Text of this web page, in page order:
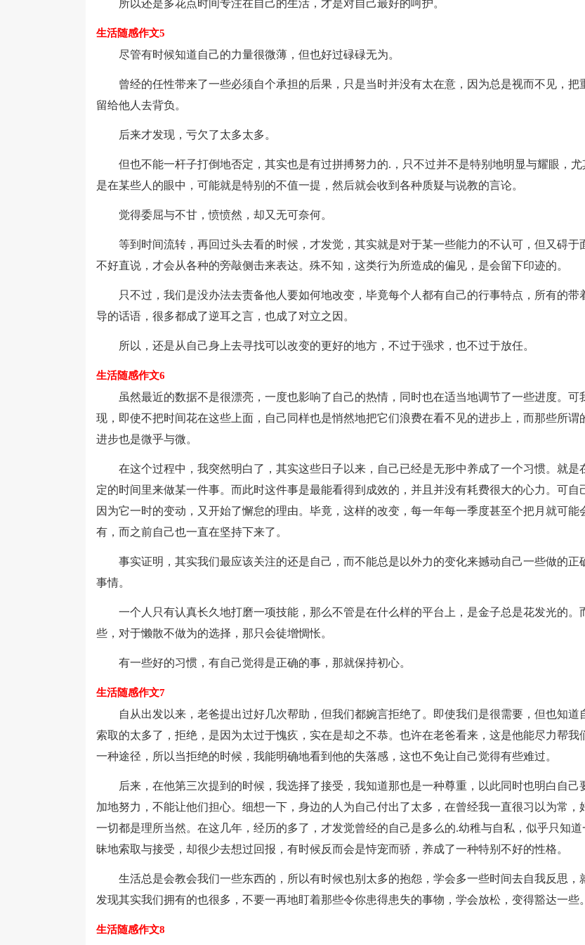
所以还是多花点时间专注在自己的生活，才是对自己最好的呵护。
生活随感作文5
尽管有时候知道自己的力量很微薄，但也好过碌碌无为。
曾经的任性带来了一些必须自个承担的后果，只是当时并没有太在意，因为总是视而不见，把
留给他人去背负。
后来才发现，亏欠了太多太多。
但也不能一杆子打倒地否定，其实也是有过拼搏努力的.，只不过并不是特别地明显与耀眼，尤
是在某些人的眼中，可能就是特别的不值一提，然后就会收到各种质疑与说教的言论。
觉得委屈与不甘，愤愤然，却又无可奈何。
等到时间流转，再回过头去看的时候，才发觉，其实就是对于某一些能力的不认可，但又碍于
不好直说，才会从各种的旁敲侧击来表达。殊不知，这类行为所造成的偏见，是会留下印迹的。
只不过，我们是没办法去责备他人要如何地改变，毕竟每个人都有自己的行事特点，所有的带
导的话语，很多都成了逆耳之言，也成了对立之因。
所以，还是从自己身上去寻找可以改变的更好的地方，不过于强求，也不过于放任。
生活随感作文6
虽然最近的数据不是很漂亮，一度也影响了自己的热情，同时也在适当地调节了一些进度。可
现，即使不把时间花在这些上面，自己同样也是悄然地把它们浪费在看不见的进步上，而那些所谓
进步也是微乎与微。
在这个过程中，我突然明白了，其实这些日子以来，自己已经是无形中养成了一个习惯。就是
定的时间里来做某一件事。而此时这件事是最能看得到成效的，并且并没有耗费很大的心力。可自
因为它一时的变动，又开始了懈怠的理由。毕竟，这样的改变，每一年每一季度甚至个把月就可能
有，而之前自己也一直在坚持下来了。
事实证明，其实我们最应该关注的还是自己，而不能总是以外力的变化来撼动自己一些做的正
事情。
一个人只有认真长久地打磨一项技能，那么不管是在什么样的平台上，是金子总是花发光的。
些，对于懒散不做为的选择，那只会徒增惆怅。
有一些好的习惯，有自己觉得是正确的事，那就保持初心。
生活随感作文7
自从出发以来，老爸提出过好几次帮助，但我们都婉言拒绝了。即使我们是很需要，但也知道
索取的太多了，拒绝，是因为太过于愧疚，实在是却之不恭。也许在老爸看来，这是他能尽力帮我
一种途径，所以当拒绝的时候，我能明确地看到他的失落感，这也不免让自己觉得有些难过。
后来，在他第三次提到的时候，我选择了接受，我知道那也是一种尊重，以此同时也明白自己
加地努力，不能让他们担心。细想一下，身边的人为自己付出了太多，在曾经我一直很习以为常，
一切都是理所当然。在这几年，经历的多了，才发觉曾经的自己是多么的.幼稚与自私，似乎只知道
昧地索取与接受，却很少去想过回报，有时候反而会是恃宠而骄，养成了一种特别不好的性格。
生活总是会教会我们一些东西的，所以有时候也别太多的抱怨，学会多一些时间去自我反思，
发现其实我们拥有的也很多，不要一再地盯着那些令你患得患失的事物，学会放松，变得豁达一些。
生活随感作文8